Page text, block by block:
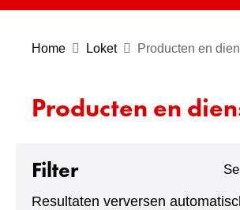
e
Home Loket Producten en
Producten en
Filter
Resultaten verversen